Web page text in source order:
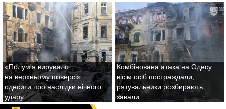
«Полум'я вирувало
на верхньому поверсі»:
одесити про наслідки нічного
удару
Комбінована атака на Одесу:
вісім осіб постраждали,
рятувальники розбирають
завали